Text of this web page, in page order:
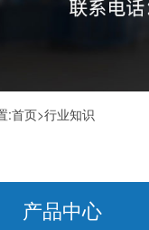
:首页>行业知识
产品中心